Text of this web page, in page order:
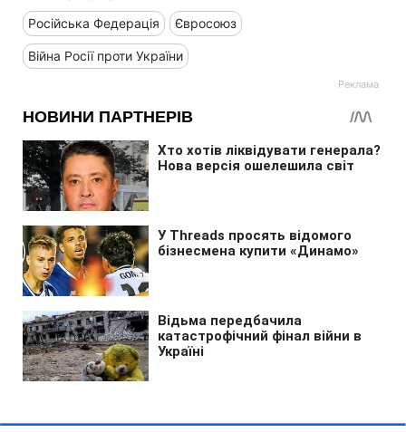
Російська Федерація Євросоюз
Війна Росії проти України